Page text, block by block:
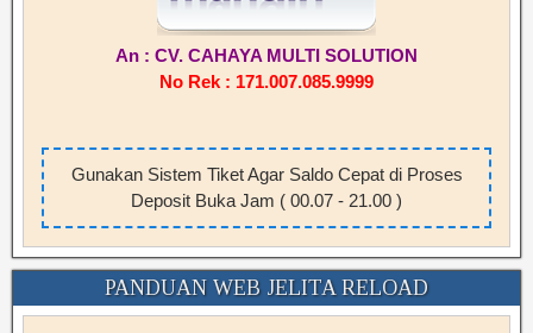
An : CV. CAHAYA MULTI SOLUTION
No Rek : 171.007.085.9999
Gunakan Sistem Tiket Agar Saldo Cepat di Proses
Deposit Buka Jam ( 00.07 - 21.00 )
PANDUAN WEB JELITA RELOAD